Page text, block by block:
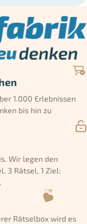
1.000 Erlebnissen
bis hin zu
Wir legen den
3 Rätsel, 1 Ziel:
Rätselbox wird es